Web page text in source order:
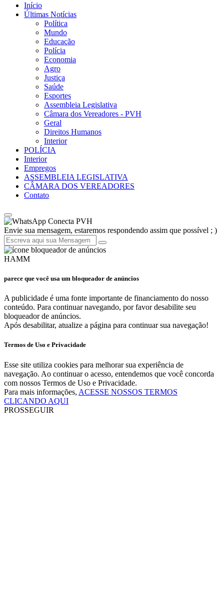
Início
Últimas Notícias
Política
Mundo
Educação
Polícia
Economia
Agro
Justiça
Saúde
Esportes
Assembleia Legislativa
Câmara dos Vereadores - PVH
Geral
Direitos Humanos
Interior
POLÍCIA
Interior
Empregos
ASSEMBLEIA LEGISLATIVA
CÂMARA DOS VEREADORES
Contato
Conecta PVH
Envie sua mensagem, estaremos respondendo assim que possível ; )
HAMM
parece que você usa um bloqueador de anúncios
A publicidade é uma fonte importante de financiamento do nosso
conteúdo. Para continuar navegando, por favor desabilite seu
bloqueador de anúncios.
Após desabilitar, atualize a página para continuar sua navegação!
Termos de Uso e Privacidade
Esse site utiliza cookies para melhorar sua experiência de
navegação. Ao continuar o acesso, entendemos que você concorda
com nossos Termos de Uso e Privacidade.
Para mais informações, ACESSE NOSSOS TERMOS
CLICANDO AQUI
PROSSEGUIR